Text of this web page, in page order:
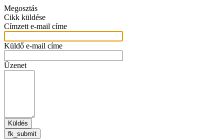
Megosztás
Cikk küldése
Címzett e-mail címe
Küldő e-mail címe
Üzenet